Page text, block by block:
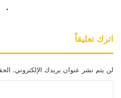
.
اترك تعليقاً
لن يتم نشر عنوان بريدك الإلكتروني.